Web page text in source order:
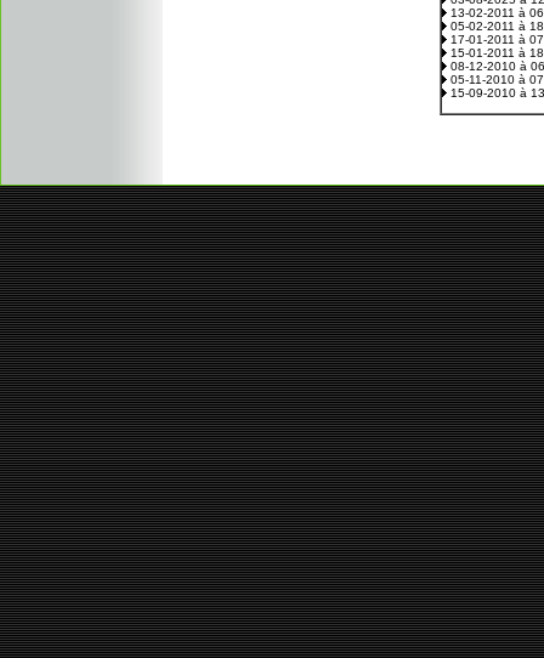
13-02-2011 à
05-02-2011 à
17-01-2011 à
15-01-2011 à
08-12-2010 à
05-11-2010 à
15-09-2010 à